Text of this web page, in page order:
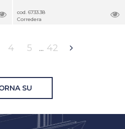
cod. 6733.38
Corredera
4 5 42
SU